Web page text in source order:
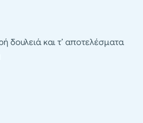
δουλειά και τ’ αποτελέσματα